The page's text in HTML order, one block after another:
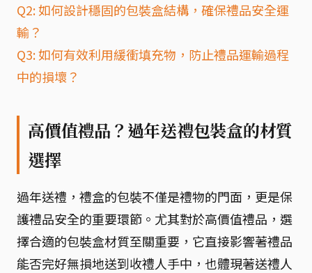
Q2: 如何設計穩固的包裝盒結構，確保禮品安全運
輸？
Q3: 如何有效利用緩衝填充物，防止禮品運輸過程
中的損壞？
高價值禮品？過年送禮包裝盒的材質
選擇
過年送禮，禮盒的包裝不僅是禮物的門面，更是保
護禮品安全的重要環節。尤其對於高價值禮品，選
擇合適的包裝盒材質至關重要，它直接影響著禮品
能否完好無損地送到收禮人手中，也體現著送禮人